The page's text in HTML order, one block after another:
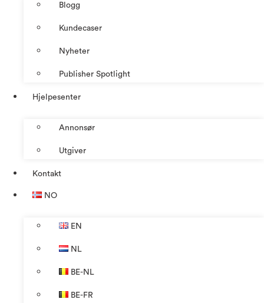
Blogg
Kundecaser
Nyheter
Publisher Spotlight
Hjelpesenter
Annonsør
Utgiver
Kontakt
NO
EN
NL
BE-NL
BE-FR